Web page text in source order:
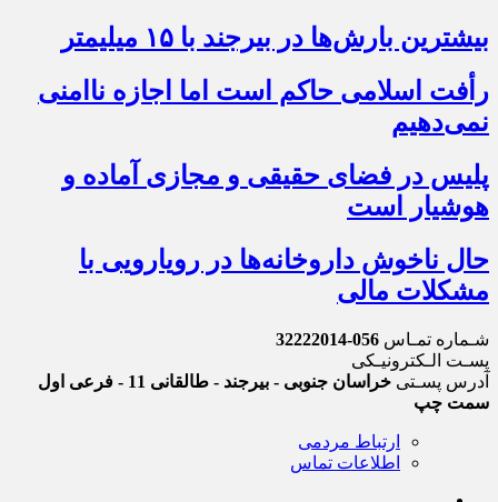
بیشترین بارش‌ها در بیرجند با ۱۵ میلیمتر
رأفت اسلامی حاکم است اما اجازه ناامنی
نمی‌دهیم
پلیس در فضای حقیقی و مجازی آماده و
هوشیار است
حال ناخوش داروخانه‌ها در رویارویی با
مشکلات مالی
شـماره تمـاس 056-32222014
پسـت الـکترونیـکی
آدرس پسـتی
خراسان جنوبی - بیرجند - طالقانی 11 - فرعی اول
سمت چپ
ارتباط مردمی
اطلاعات تماس